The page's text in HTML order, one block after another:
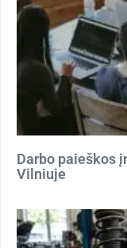
Darbo paieškos
Vilniuje